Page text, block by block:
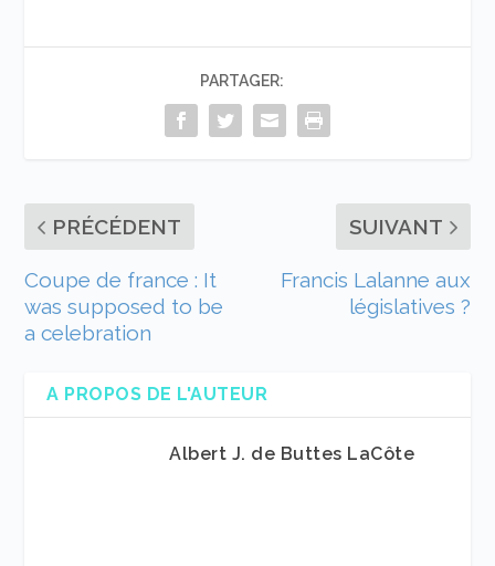
PARTAGER:
PRÉCÉDENT
Coupe de france : It
was supposed to be
a celebration
SUIVANT
Francis Lalanne aux
législatives ?
A PROPOS DE L'AUTEUR
Albert J. de Buttes LaCôte